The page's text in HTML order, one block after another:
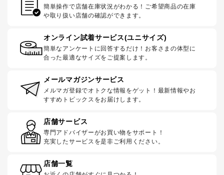
簡単操作で店舗在庫状況がわかる！ご希望商品の在庫
や取り扱い店舗の確認ができます。
オンライン試着サービス(ユニサイズ)
簡単なアンケートに回答するだけ！お客さまの体型に
合った最適なサイズをご提案します。
メールマガジンサービス
メルマガ登録でオトクな情報をゲット！最新情報やお
すすめトピックスをお届けします。
店舗サービス
専門アドバイザーがお買い物をサポート！
充実したサービスを是非ご利用ください。
店舗一覧